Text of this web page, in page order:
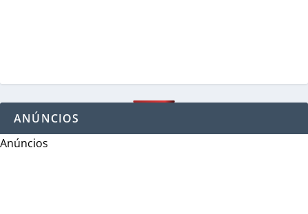
ANÚNCIOS
Anúncios